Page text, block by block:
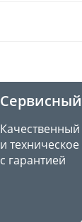
и
с гарантией